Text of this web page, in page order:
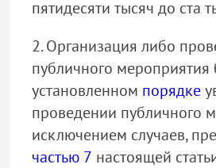
пятидесяти тысяч до ста
2. Организация либо
публичного мероприятия
установленном порядке
проведении публичного
исключением случаев,
частью 7 настоящей